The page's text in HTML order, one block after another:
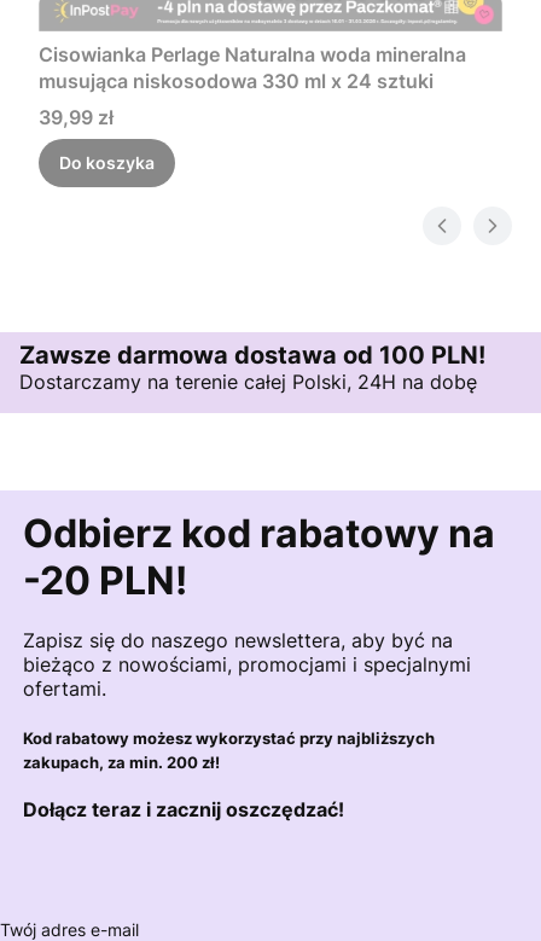
Cisowianka Perlage Naturalna woda mineralna
musująca niskosodowa 330 ml x 24 sztuki
Cena
39,99 zł
Do koszyka
Zawsze darmowa dostawa od 100 PLN!
Dostarczamy na terenie całej Polski, 24H na dobę
Odbierz kod rabatowy na
-20 PLN!
Zapisz się do naszego newslettera, aby być na
bieżąco z nowościami, promocjami i specjalnymi
ofertami.
Kod rabatowy możesz wykorzystać przy najbliższych
zakupach, za min. 200 zł!
Dołącz teraz i zacznij oszczędzać!
Twój adres e-mail